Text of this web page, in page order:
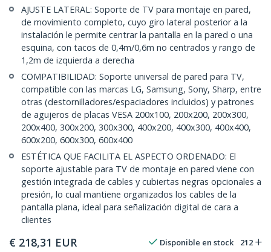
AJUSTE LATERAL: Soporte de TV para montaje en pared,
de movimiento completo, cuyo giro lateral posterior a la
instalación le permite centrar la pantalla en la pared o una
esquina, con tacos de 0,4m/0,6m no centrados y rango de
1,2m de izquierda a derecha
COMPATIBILIDAD: Soporte universal de pared para TV,
compatible con las marcas LG, Samsung, Sony, Sharp, entre
otras (destornilladores/espaciadores incluidos) y patrones
de agujeros de placas VESA 200x100, 200x200, 200x300,
200x400, 300x200, 300x300, 400x200, 400x300, 400x400,
600x200, 600x300, 600x400
ESTÉTICA QUE FACILITA EL ASPECTO ORDENADO: El
soporte ajustable para TV de montaje en pared viene con
gestión integrada de cables y cubiertas negras opcionales a
presión, lo cual mantiene organizados los cables de la
pantalla plana, ideal para señalización digital de cara a
clientes
€ 218,31 EUR Disponible en stock 212